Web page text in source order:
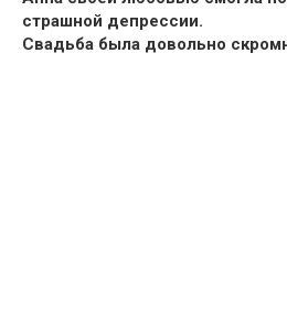
страшной депрессии.
Свадьба была довольно